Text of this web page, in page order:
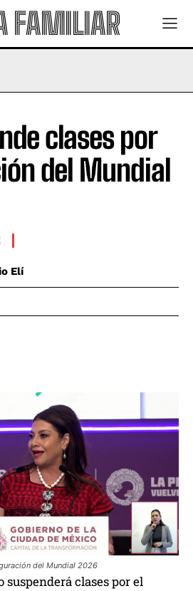
FAMILIAR
clases por
del Mundial
Elí
del Mundial 2026
suspenderá clases por el